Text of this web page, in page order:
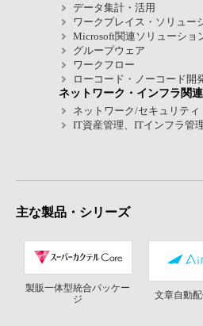
データ集計・活用
ワークプレイス・ソリュー
Microsoft関連ソリューショ
グループウェア
ワークフロー
ローコード・ノーコード開
ネットワーク・インフラ関
ネットワーク/セキュリティ
IT資産管理、ITインフラ管
主な製品・シリーズ
製販一体型統合パッケー
ジ
文章自動